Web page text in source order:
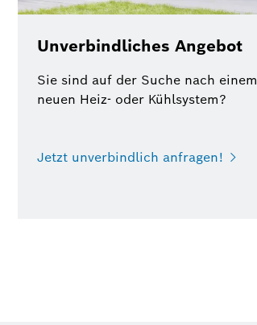
Unverbindliches Angebot
Sie sind auf der Suche nach einem
neuen Heiz- oder Kühlsystem?
Jetzt unverbindlich anfragen!